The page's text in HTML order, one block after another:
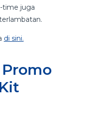
time juga
di sini.